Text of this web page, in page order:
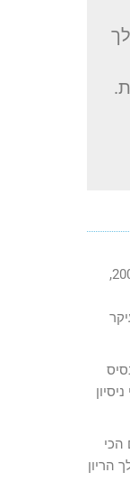
שמי ענת מישר, אני יועצת עסקית ומאמנת אישית משנת 2006,
הכי
הריון